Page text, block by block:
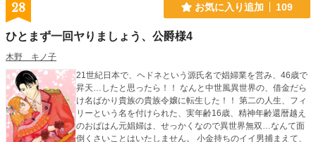
28 お気に入り追加 109
ひとまず一回ヤりましょう、公爵様4
木野 キノ子
21世紀日本で、ヘドネという源氏名で娼婦業を営み、46歳で
昇天…したと思ったら！！ なんと中世風異世界の、借金だら
け名ばかり貴族の貴族令嬢に転生した！！ 第二の人生、フィ
リーという名を付けられた、実年齢16歳、精神年齢還暦越え
のおばはん元娼婦は、せっかくなので異世界無双…なんて面
倒くさいことはいたしません。 小金持ちのイイ男捕まえて、